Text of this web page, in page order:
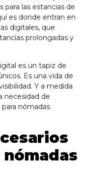
para las estancias de
es donde entran en
digitales, que
prolongadas y
es un tapiz de
Es una vida de
Y a medida
necesidad de
nómadas